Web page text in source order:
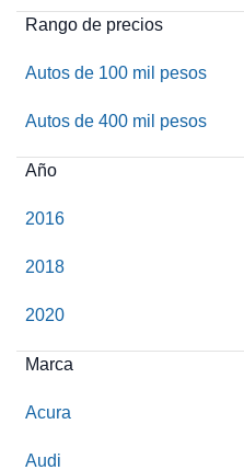
Rango de precios
Autos de 100 mil pesos
Autos de 400 mil pesos
Año
2016
2018
2020
Marca
Acura
Audi